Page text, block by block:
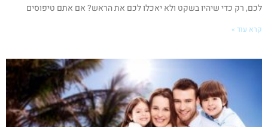
לכם, רק כדי שיהיו בשקט ולא יאכלו לכם את הראש? אם אתם טיפוסים
קרא עוד »